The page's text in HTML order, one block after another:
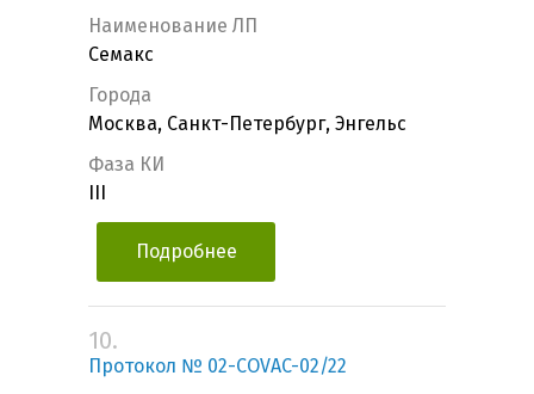
Наименование ЛП
Семакс
Города
Москва, Санкт-Петербург, Энгельс
Фаза КИ
Подробнее
10.
Протокол № 02-COVAC-02/22